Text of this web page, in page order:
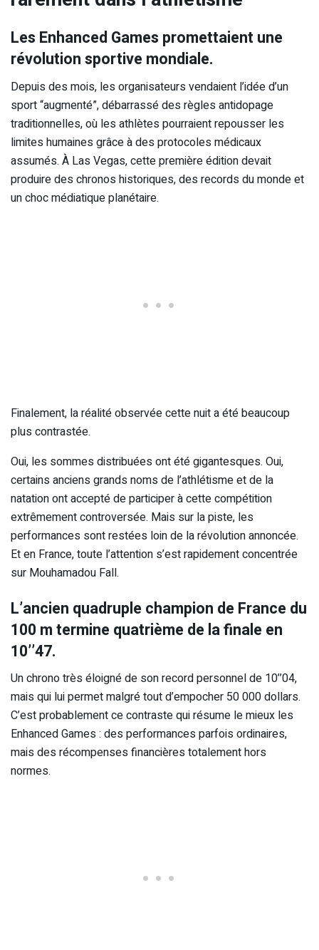
Les Enhanced Games promettaient une
révolution sportive mondiale.
Depuis des mois, les organisateurs vendaient l’idée d’un
sport “augmenté”, débarrassé des règles antidopage
traditionnelles, où les athlètes pourraient repousser les
limites humaines grâce à des protocoles médicaux
assumés. À Las Vegas, cette première édition devait
produire des chronos historiques, des records du monde et
un choc médiatique planétaire.
Finalement, la réalité observée cette nuit a été beaucoup
plus contrastée.
Oui, les sommes distribuées ont été gigantesques. Oui,
certains anciens grands noms de l’athlétisme et de la
natation ont accepté de participer à cette compétition
extrêmement controversée. Mais sur la piste, les
performances sont restées loin de la révolution annoncée.
Et en France, toute l’attention s’est rapidement concentrée
sur Mouhamadou Fall.
L’ancien quadruple champion de France du
100 m termine quatrième de la finale en
10’’47.
Un chrono très éloigné de son record personnel de 10’’04,
mais qui lui permet malgré tout d’empocher 50 000 dollars.
C’est probablement ce contraste qui résume le mieux les
Enhanced Games : des performances parfois ordinaires,
mais des récompenses financières totalement hors
normes.